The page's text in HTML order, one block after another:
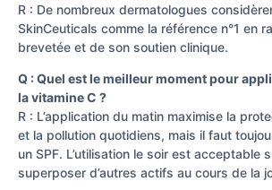
R : De nombreux dermatologues
SkinCeuticals comme la référence n°1 en
brevetée et de son soutien clinique.
Q : Quel est le meilleur moment pour
la vitamine C ?
R : L’application du matin maximise la
et la pollution quotidiens, mais il faut
un SPF. L’utilisation le soir est acceptable
superposer d’autres actifs au cours de la